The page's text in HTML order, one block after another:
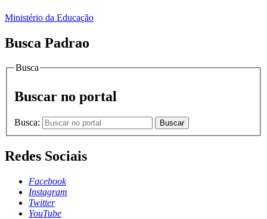
Ministério da Educação
Busca Padrao
Busca
Buscar no portal
Busca: Buscar
Redes Sociais
Facebook
Instagram
Twitter
YouTube